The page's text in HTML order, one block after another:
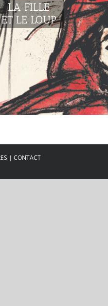
LA FILLE
ET LE LOUP
| CONTACT